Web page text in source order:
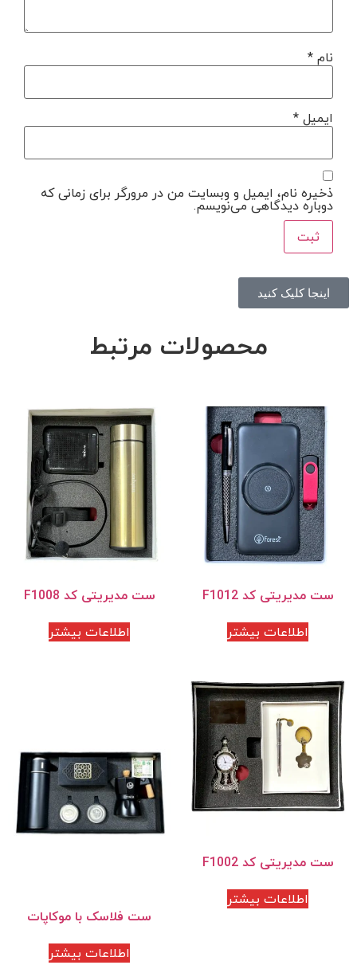
نام*
ایمیل*
ذخیره نام، ایمیل و وبسایت من در مرورگر برای زمانی که
دوباره دیدگاهی می‌نویسم.
اینجا کلیک کنید
محصولات مرتبط
ست مدیریتی کد F1012
اطلاعات بیشتر
ست مدیریتی کد F1008
اطلاعات بیشتر
ست مدیریتی کد F1002
اطلاعات بیشتر
ست فلاسک با موکاپات
اطلاعات بیشتر